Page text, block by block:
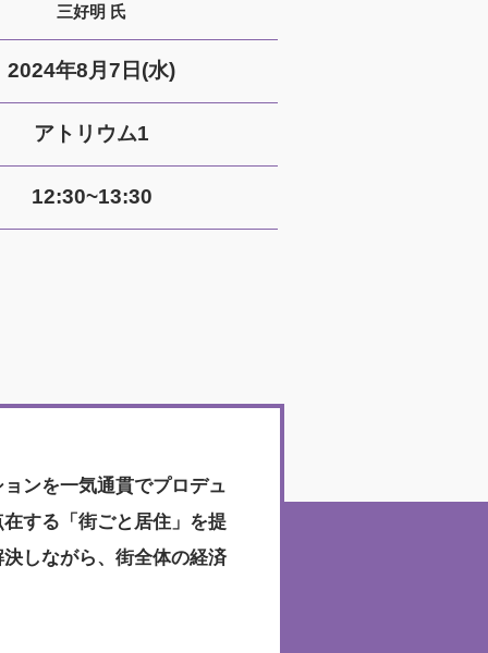
三好明 氏
2024年8月7日(水)
アトリウム1
12:30~13:30
ンを一気通貫でプロデュ
する「街ごと居住」を提
しながら、街全体の経済